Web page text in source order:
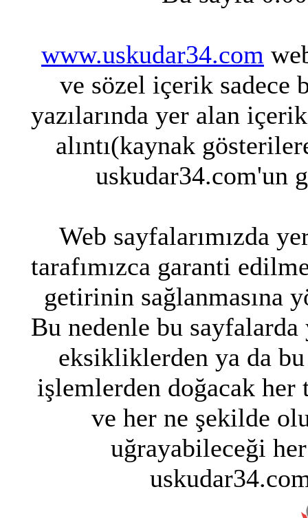
www.uskudar34.com
ve sözel içerik sadece
yazılarında yer alan
alıntı(kaynak
uskudar34.com'un
Web sayfalarımızda
tarafımızca garanti
getirinin sağlanmasına
Bu nedenle bu
eksikliklerden ya da
işlemlerden doğacak
ve her ne şekilde
uğrayabileceği